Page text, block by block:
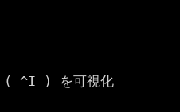
^I ) を可視化